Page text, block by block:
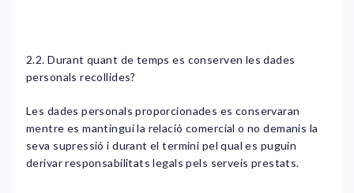
2.2. Durant quant de temps es conserven les dades
personals recollides?
Les dades personals proporcionades es conservaran
mentre es mantingui la relació comercial o no demanis la
seva supressió i durant el termini pel qual es puguin
derivar responsabilitats legals pels serveis prestats.